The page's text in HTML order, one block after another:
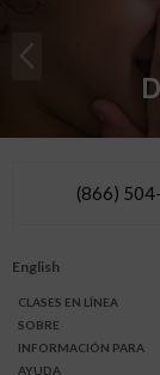
(866)
English
CLASES EN LÍNEA
SOBRE
INFORMACIÓN PARA
AYUDA